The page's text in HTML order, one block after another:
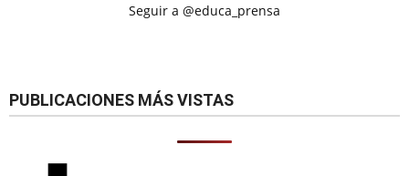
Seguir a @educa_prensa
PUBLICACIONES MÁS VISTAS